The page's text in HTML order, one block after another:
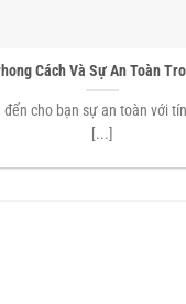
Cách Và Sự An Toàn
cho bạn sự an toàn với
[...]